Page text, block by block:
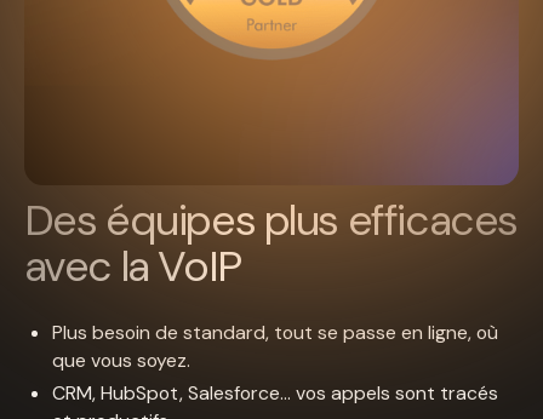
Des équipes plus efficaces
avec la VoIP
Plus besoin de standard, tout se passe en ligne, où
que vous soyez.
CRM, HubSpot, Salesforce… vos appels sont tracés